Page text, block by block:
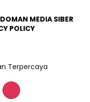
MEDIA SIBER
POLICY
Terpercaya